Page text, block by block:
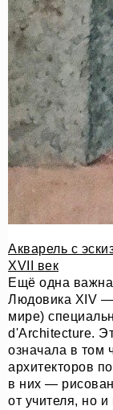
Акварель с
XVII век
Ещё одна
Людовика XIV —
мире)
d'Architecture.
означала в том
архитекторов
в них —
от учителя, но